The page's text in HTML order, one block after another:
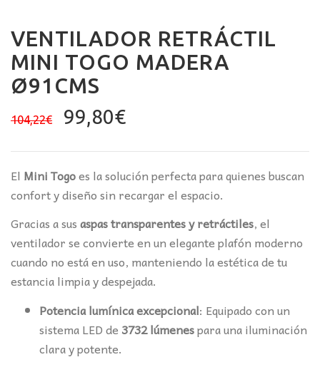
VENTILADOR RETRÁCTIL
MINI TOGO MADERA
Ø91CMS
104,22€
El
original
era:
104,22€.
99,80€El
actual
es:
99,80€.
El Mini Togoes la solución perfecta para quienes buscan
confort y diseño sin recargar el espacio.
Gracias a susaspas transparentes y retráctiles, el
ventilador se convierte en un elegante plafón moderno
cuando no está en uso, manteniendo la estética de tu
estancia limpia y despejada.
Potencia lumínica excepcional: Equipado con un
sistema LED de 3732 lúmenespara una iluminación
clara y potente.